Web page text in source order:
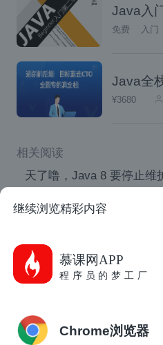
继续浏览精彩内容
慕课网APP
程序员的梦工厂
Chrome浏览器
public class
private
private String
private
private
private
private
private
Java入
免费 入门
Java全
¥3680
相关阅读
天了噜，Java 8 要停止维
解决Maven导入Oracle驱
11111111111111111111
无需编程，基于微软mssql
增删改查RESTful API接口